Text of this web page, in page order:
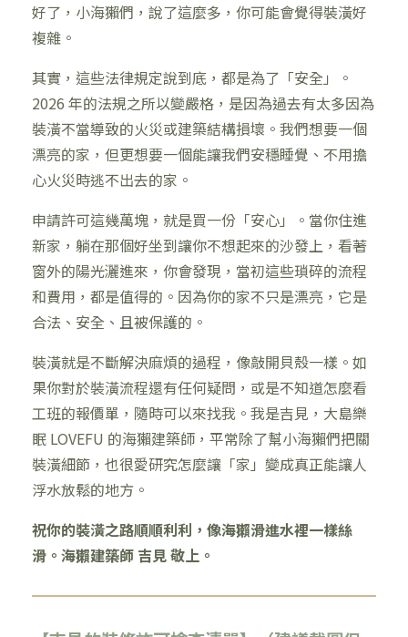
好了，小海獺們，說了這麼多，你可能會覺得裝潢好
複雜。
其實，這些法律規定說到底，都是為了「安全」。
2026 年的法規之所以變嚴格，是因為過去有太多因為
裝潢不當導致的火災或建築結構損壞。我們想要一個
漂亮的家，但更想要一個能讓我們安穩睡覺、不用擔
心火災時逃不出去的家。
申請許可這幾萬塊，就是買一份「安心」。當你住進
新家，躺在那個好坐到讓你不想起來的沙發上，看著
窗外的陽光灑進來，你會發現，當初這些瑣碎的流程
和費用，都是值得的。因為你的家不只是漂亮，它是
合法、安全、且被保護的。
裝潢就是不斷解決麻煩的過程，像敲開貝殼一樣。如
果你對於裝潢流程還有任何疑問，或是不知道怎麼看
工班的報價單，隨時可以來找我。我是吉見，大島樂
眠 LOVEFU 的海獺建築師，平常除了幫小海獺們把關
裝潢細節，也很愛研究怎麼讓「家」變成真正能讓人
浮水放鬆的地方。
祝你的裝潢之路順順利利，像海獺滑進水裡一樣絲
滑。海獺建築師 吉見 敬上。